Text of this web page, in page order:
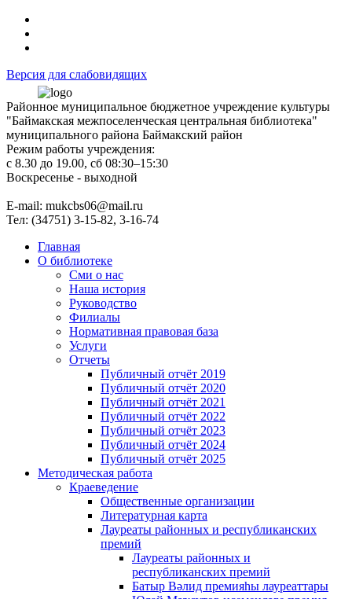
Версия для слабовидящих
Районное муниципальное бюджетное учреждение культуры
"Баймакская межпоселенческая центральная библиотека"
муниципального района Баймакский район
Режим работы учреждения:
с 8.30 до 19.00, сб 08:30–15:30
Воскресенье - выходной
Е-mail: mukcbs06@mail.ru
Тел: (34751) 3-15-82, 3-16-74
Главная
О библиотеке
Сми о нас
Наша история
Руководство
Филиалы
Нормативная правовая база
Услуги
Отчеты
Публичный отчёт 2019
Публичный отчёт 2020
Публичный отчёт 2021
Публичный отчёт 2022
Публичный отчёт 2023
Публичный отчёт 2024
Публичный отчёт 2025
Методическая работа
Краеведение
Общественные организации
Литературная карта
Лауреаты районных и республиканских
премий
Лауреаты районных и
республиканских премий
Батыр Вәлид премияһы лауреаттары